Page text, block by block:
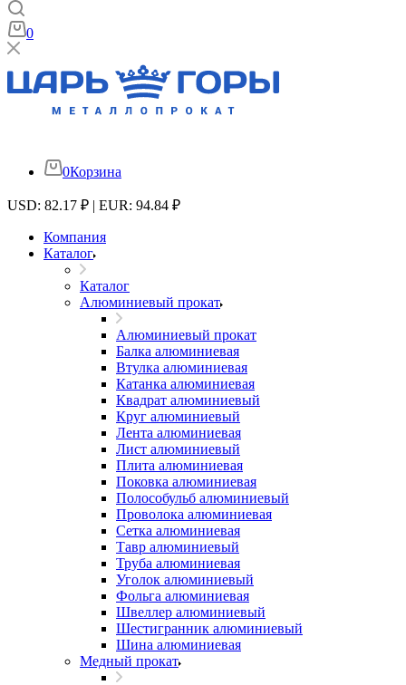
0
0Корзина
USD: 82.17 ₽ | EUR: 94.84 ₽
Компания
Каталог
Каталог
Алюминиевый прокат
Алюминиевый прокат
Балка алюминиевая
Втулка алюминиевая
Катанка алюминиевая
Квадрат алюминиевый
Круг алюминиевый
Лента алюминиевая
Лист алюминиевый
Плита алюминиевая
Поковка алюминиевая
Полособульб алюминиевый
Проволока алюминиевая
Сетка алюминиевая
Тавр алюминиевый
Труба алюминиевая
Уголок алюминиевый
Фольга алюминиевая
Швеллер алюминиевый
Шестигранник алюминиевый
Шина алюминиевая
Медный прокат